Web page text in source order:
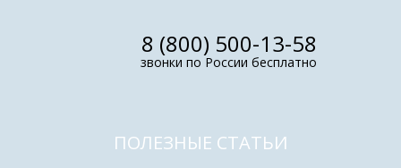
8 (800) 500-13-58
звонки по России бесплатно
ПОЛЕЗНЫЕ СТАТЬИ